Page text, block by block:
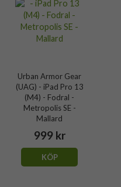
Urban Armor Gear
(UAG) - iPad Pro 13
(M4) - Fodral -
Metropolis SE -
Mallard
999 kr
KÖP